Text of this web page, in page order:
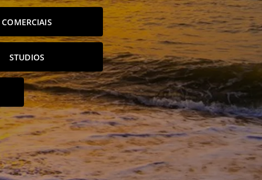
COMERCIAIS
STUDIOS